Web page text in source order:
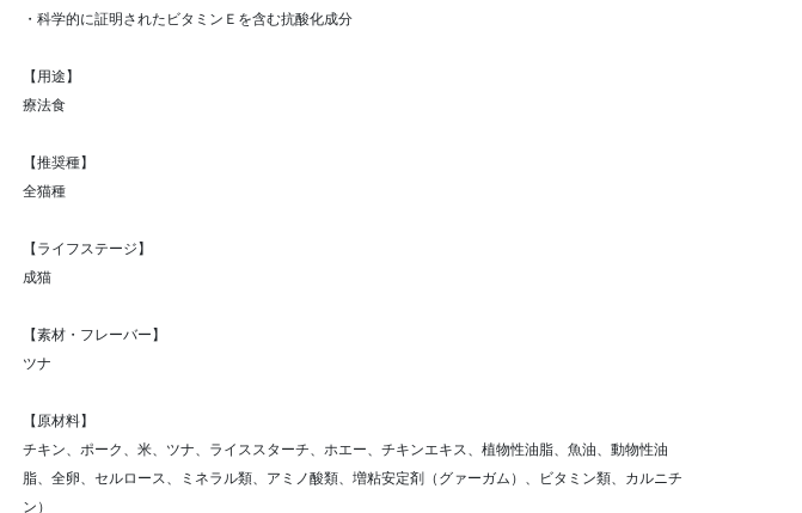
・科学的に証明されたビタミンＥを含む抗酸化成分
【用途】
療法食
【推奨種】
全猫種
【ライフステージ】
成猫
【素材・フレーバー】
ツナ
【原材料】
チキン、ポーク、米、ツナ、ライススターチ、ホエー、チキンエキス、植物性油脂、魚油、動物性油
脂、全卵、セルロース、ミネラル類、アミノ酸類、増粘安定剤（グァーガム）、ビタミン類、カルニチ
ン）